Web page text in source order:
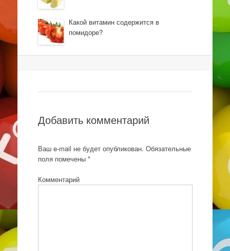
Какой витамин содержится в
помидоре?
Добавить комментарий
Ваш e-mail не будет опубликован. Обязательные
поля помечены *
Комментарий